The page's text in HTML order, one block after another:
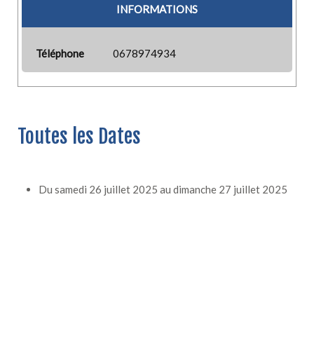
INFORMATIONS
Téléphone 0678974934
Toutes les Dates
Du samedi 26 juillet 2025 au dimanche 27 juillet 2025